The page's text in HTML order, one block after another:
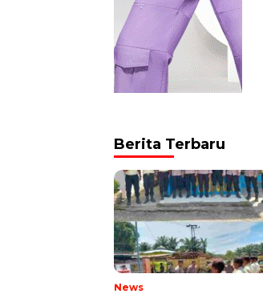
Berita Terbaru
News